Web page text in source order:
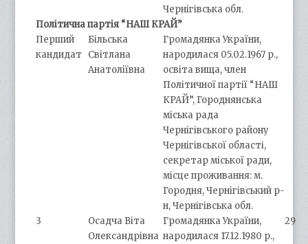
Чернігівська обл.
Політична партія “НАШ КРАЙ”
Перший
кандидат
Більська
Світлана
Анатоліївна
Громадянка України,
народилася 05.02.1967 р.,
освіта вища, член
Політичної партії “НАШ
КРАЙ”, Городнянська
міська рада
Чернігівського району
Чернігівської області,
секретар міської ради,
місце проживання: м.
Городня, Чернігівський р-
н, Чернігівська обл.
3
Осадча Віта
Олександрівна
Громадянка України,
народилася 17.12.1980 р.,
29